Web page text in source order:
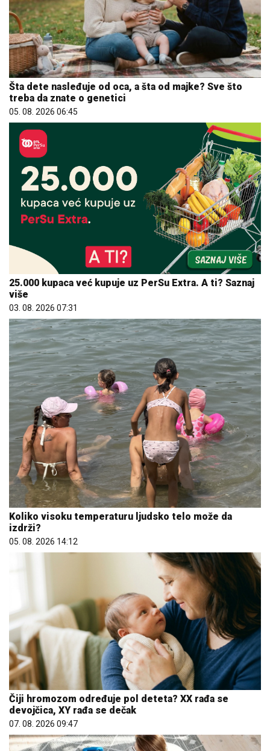
Šta dete nasleđuje od oca, a šta od majke? Sve što
treba da znate o genetici
05. 08. 2026 06:45
25.000 kupaca već kupuje uz PerSu Extra. A ti? Saznaj
više
03. 08. 2026 07:31
Koliko visoku temperaturu ljudsko telo može da
izdrži?
05. 08. 2026 14:12
Čiji hromozom određuje pol deteta? XX rađa se
devojčica, XY rađa se dečak
07. 08. 2026 09:47